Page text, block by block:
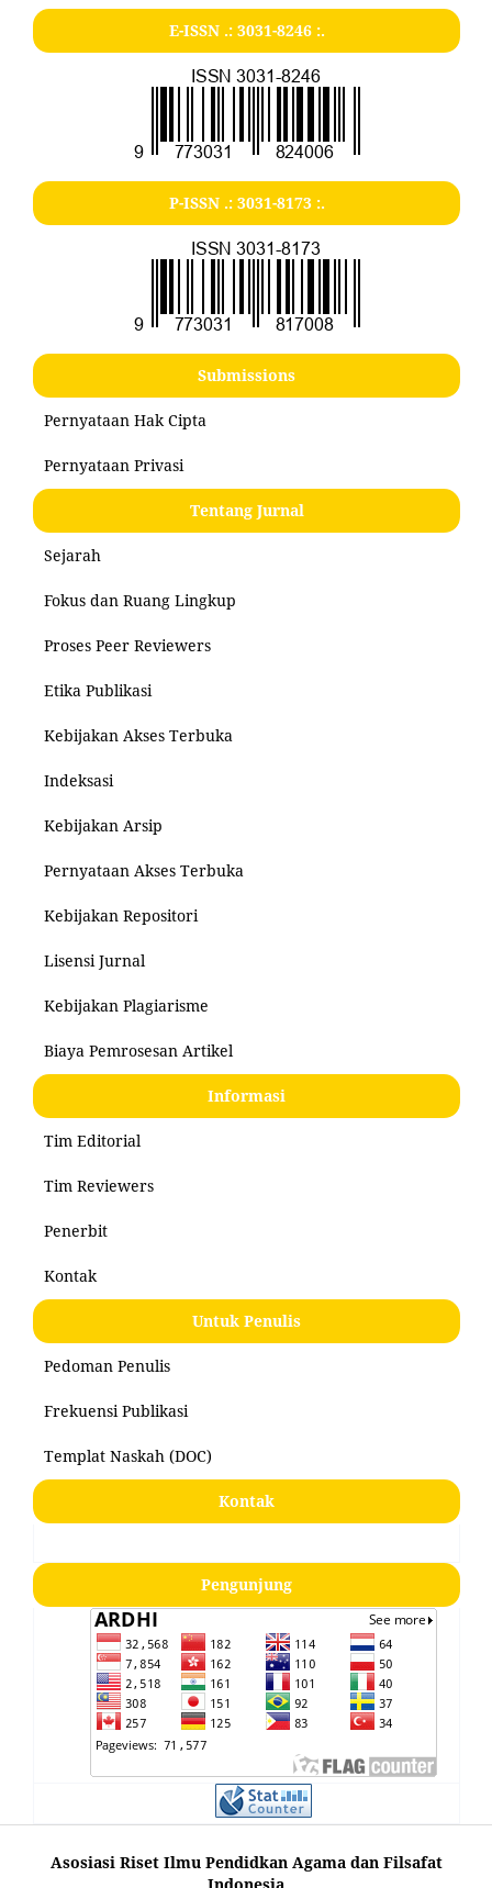
E-ISSN .: 3031-8246:.
P-ISSN .: 3031-8173:.
Submissions
Pernyataan Hak Cipta
Pernyataan Privasi
Tentang Jurnal
Sejarah
Fokus dan Ruang Lingkup
Proses Peer Reviewers
Etika Publikasi
Kebijakan Akses Terbuka
Indeksasi
Kebijakan Arsip
Pernyataan Akses Terbuka
Kebijakan Repositori
Lisensi Jurnal
Kebijakan Plagiarisme
Biaya Pemrosesan Artikel
Informasi
Tim Editorial
Tim Reviewers
Penerbit
Kontak
Untuk Penulis
Pedoman Penulis
Frekuensi Publikasi
Templat Naskah (DOC)
Kontak
Pengunjung
Asosiasi Riset Ilmu Pendidkan Agama dan Filsafat